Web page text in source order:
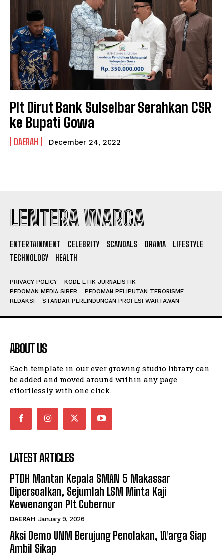
PRIVACY POLICY
NEWSLETTER
PRIVACY POLICY
NEWSLETTER
I WANT IN
I've read and accept thePrivacy Policy.
Plt Dirut Bank Sulselbar Serahkan CSR
ke Bupati Gowa
DAERAH December 24, 2022
LENTERA WARGA
ENTERTAINMENT CELEBRITY SCANDALS DRAMA
LIFESTYLE
TECHNOLOGY
HEALTH
PRIVACY POLICY
KODE ETIK JURNALISTIK
PEDOMAN MEDIA SIBER
PEDOMAN PELIPUTAN TERORISME
REDAKSI
STANDAR PERLINDUNGAN PROFESI WARTAWAN
ABOUT US
Each template in our ever growing studio library can
be added and moved around within any page
effortlessly with one click.
LATEST ARTICLES
PTDH Mantan Kepala SMAN 5 Makassar
Dipersoalkan, Sejumlah LSM Minta Kaji
Kewenangan Plt Gubernur
DAERAH January 9, 2026
Aksi Demo UNM Berujung Penolakan, Warga Siap
Ambil Sikap